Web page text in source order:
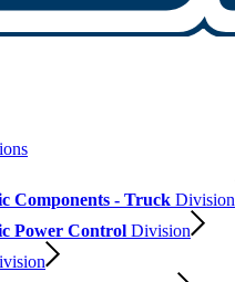
Components - Truck Division
Power Control Division